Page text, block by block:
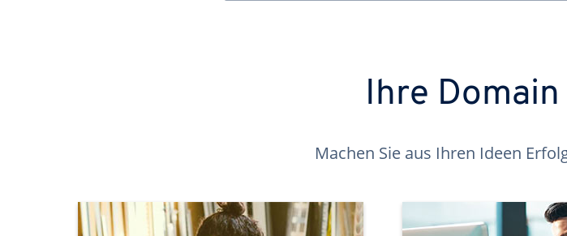
Ihre
Machen Sie aus Ihren Ideen